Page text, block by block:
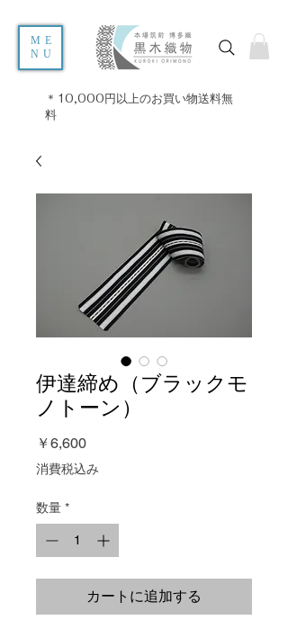
ME
NU
＊10,000円以上のお買い物送料無
料
伊達締め（ブラックモ
ノトーン）
￥6,600価
格
消費税込み
数量 *
カートに追加する